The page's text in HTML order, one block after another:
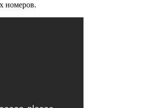
номеров.